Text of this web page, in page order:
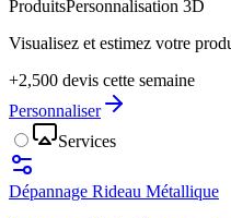
ProduitsPersonnalisation 3D
Visualisez et estimez votre
+2,500 devis cette semaine
Personnaliser
Services
Dépannage Rideau Métallique